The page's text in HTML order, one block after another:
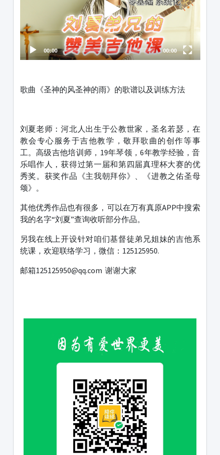
00:00 00:00
歌曲《圣神的风圣神的雨》的歌谱以及训练方法
刘夏老师：河北人出生于公教世家，圣名若瑟，在
教会专心服务于吉他教学，敬拜歌曲的创作等事
工。高级吉他培训师，19年琴领，6年教学经验，音
乐唱作人，获得过第一届和第四届真理杯大赛的优
秀奖。获奖作品《主我朝拜你》、《进教之佑圣母
颂》。
其他优秀作品也有很多，可以在万有真原APP中搜索
我的名字“刘夏”查询收听部分作品。
另我在线上开设针对咱们基督徒弟兄姐妹的吉他系
统课，欢迎联络学习，微信：125125950.
邮箱125125950@qq.com 谢谢大家